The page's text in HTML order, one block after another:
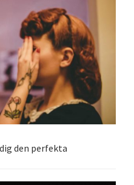
den perfekta